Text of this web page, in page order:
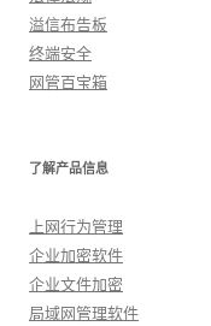
溢信布告板
终端安全
网管百宝箱
了解产品信息
上网行为管理
企业加密软件
企业文件加密
局域网管理软件